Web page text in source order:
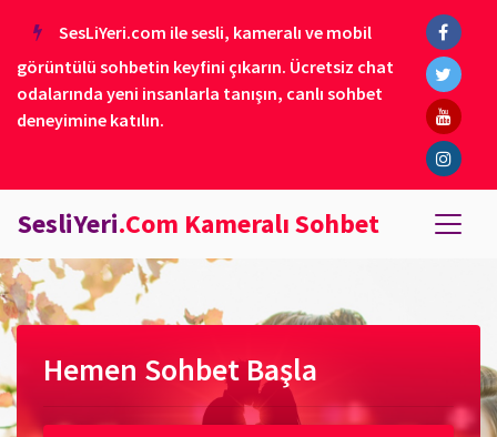
SesLiYeri.com ile sesli, kameralı ve mobil
görüntülü sohbetin keyfini çıkarın. Ücretsiz chat
odalarında yeni insanlarla tanışın, canlı sohbet
deneyimine katılın.
SesliYeri.Com Kameralı Sohbet
Hemen Sohbet Başla